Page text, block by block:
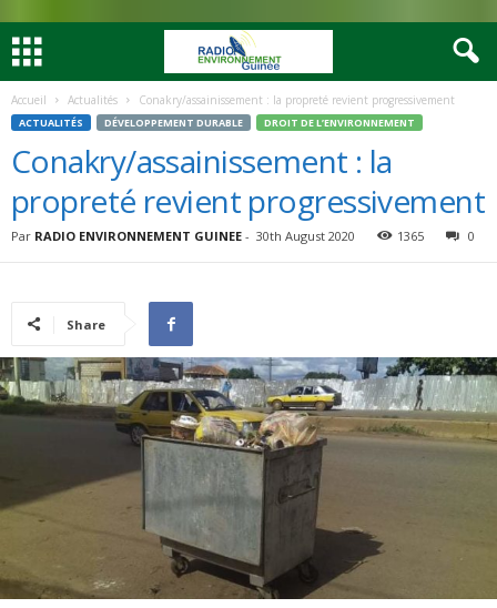
Accueil Actualités Conakry/assainissement : la propreté revient progressivement
ACTUALITÉS DÉVELOPPEMENT DURABLE DROIT DE L’ENVIRONNEMENT
Conakry/assainissement : la
propreté revient progressivement
Par RADIO ENVIRONNEMENT GUINEE - 30th August 2020 1365 0
Share